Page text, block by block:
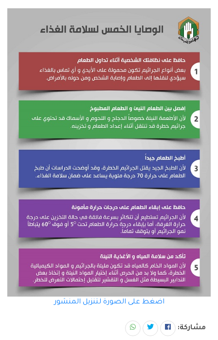
اضغط على الصورة لتنزيل المنشور
مشاركة: